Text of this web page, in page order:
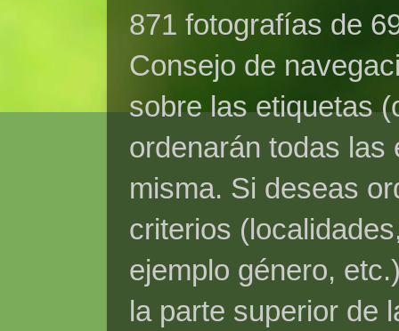
871 fotografías de
Consejo de
sobre las etiquetas
ordenarán todas las
misma. Si deseas
criterios
ejemplo género,
la parte superior de